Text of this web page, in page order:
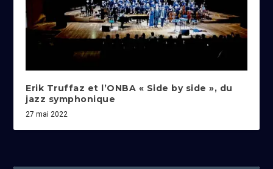
Erik Truffaz et l’ONBA « Side by side », du
jazz symphonique
27 mai 2022